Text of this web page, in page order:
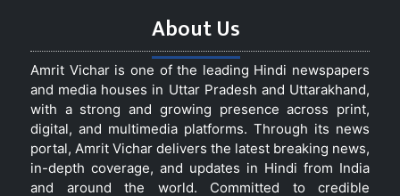
About Us
Amrit Vichar is one of the leading Hindi newspapers
and media houses in Uttar Pradesh and Uttarakhand,
with a strong and growing presence across print,
digital, and multimedia platforms. Through its news
portal, Amrit Vichar delivers the latest breaking news,
in-depth coverage, and updates in Hindi from India
and around the world. Committed to credible